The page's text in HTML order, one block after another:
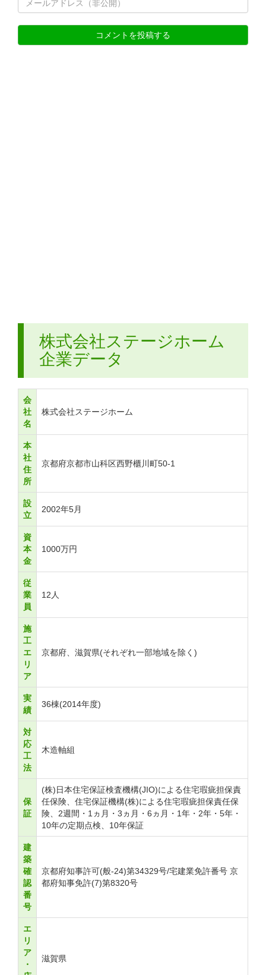
株式会社ステージホーム
企業データ
会
社
名
株式会社ステージホーム
本
社
住
所
京都府京都市山科区西野櫃川町50-1
設
立
2002年5月
資
本
金
1000万円
従
業
員
12人
施
工
エ
リ
ア
京都府、滋賀県(それぞれ一部地域を除く)
実
績
36棟(2014年度)
対
応
工
法
木造軸組
保
証
(株)日本住宅保証検査機構(JIO)による住宅瑕疵担保責
任保険、住宅保証機構(株)による住宅瑕疵担保責任保
険、2週間・1ヵ月・3ヵ月・6ヵ月・1年・2年・5年・
10年の定期点検、10年保証
建
築
確
認
番
号
京都府知事許可(般-24)第34329号/宅建業免許番号 京
都府知事免許(7)第8320号
エ
リ
ア
・
滋賀県